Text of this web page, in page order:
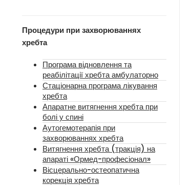
Процедури при захворюваннях
хребта
Програма відновлення та
реабілітації хребта амбулаторно
Стаціонарна програма лікування
хребта
Апаратне витягнення хребта при
болі у спині
Аутогемотерапія при
захворюваннях хребта
Витягнення хребта (тракція) на
апараті «Ормед-професіонал»
Вісцерально-остеопатична
корекція хребта